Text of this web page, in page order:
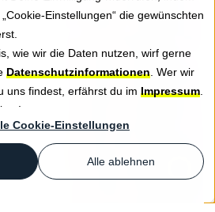
Einstellungen“ die gewünschten
wie wir die Daten nutzen, wirf gerne
Datenschutzinformationen . Wer wir
uns findest, erfährst du im Impressum
Cookie-Einstellungen
Alle ablehnen